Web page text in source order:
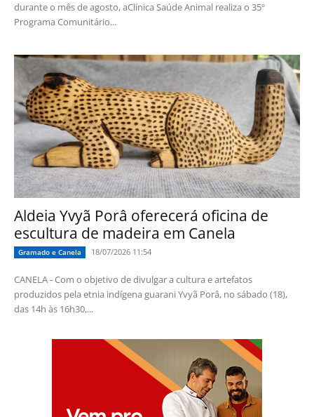
durante o mês de agosto, aClínica Saúde Animal realiza o 35º
Programa Comunitário...
Aldeia Yvyã Porâ oferecerá oficina de
escultura de madeira em Canela
Gramado e Canela 18/07/2026 11:54
CANELA - Com o objetivo de divulgar a cultura e artefatos
produzidos pela etnia indígena guarani Yvyã Porâ, no sábado (18),
das 14h às 16h30,...